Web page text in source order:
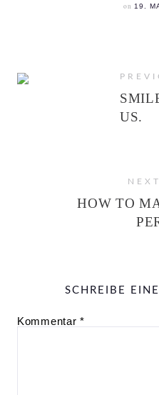
on 19.
US.
HOW TO
SCHREIBE
Kommentar *